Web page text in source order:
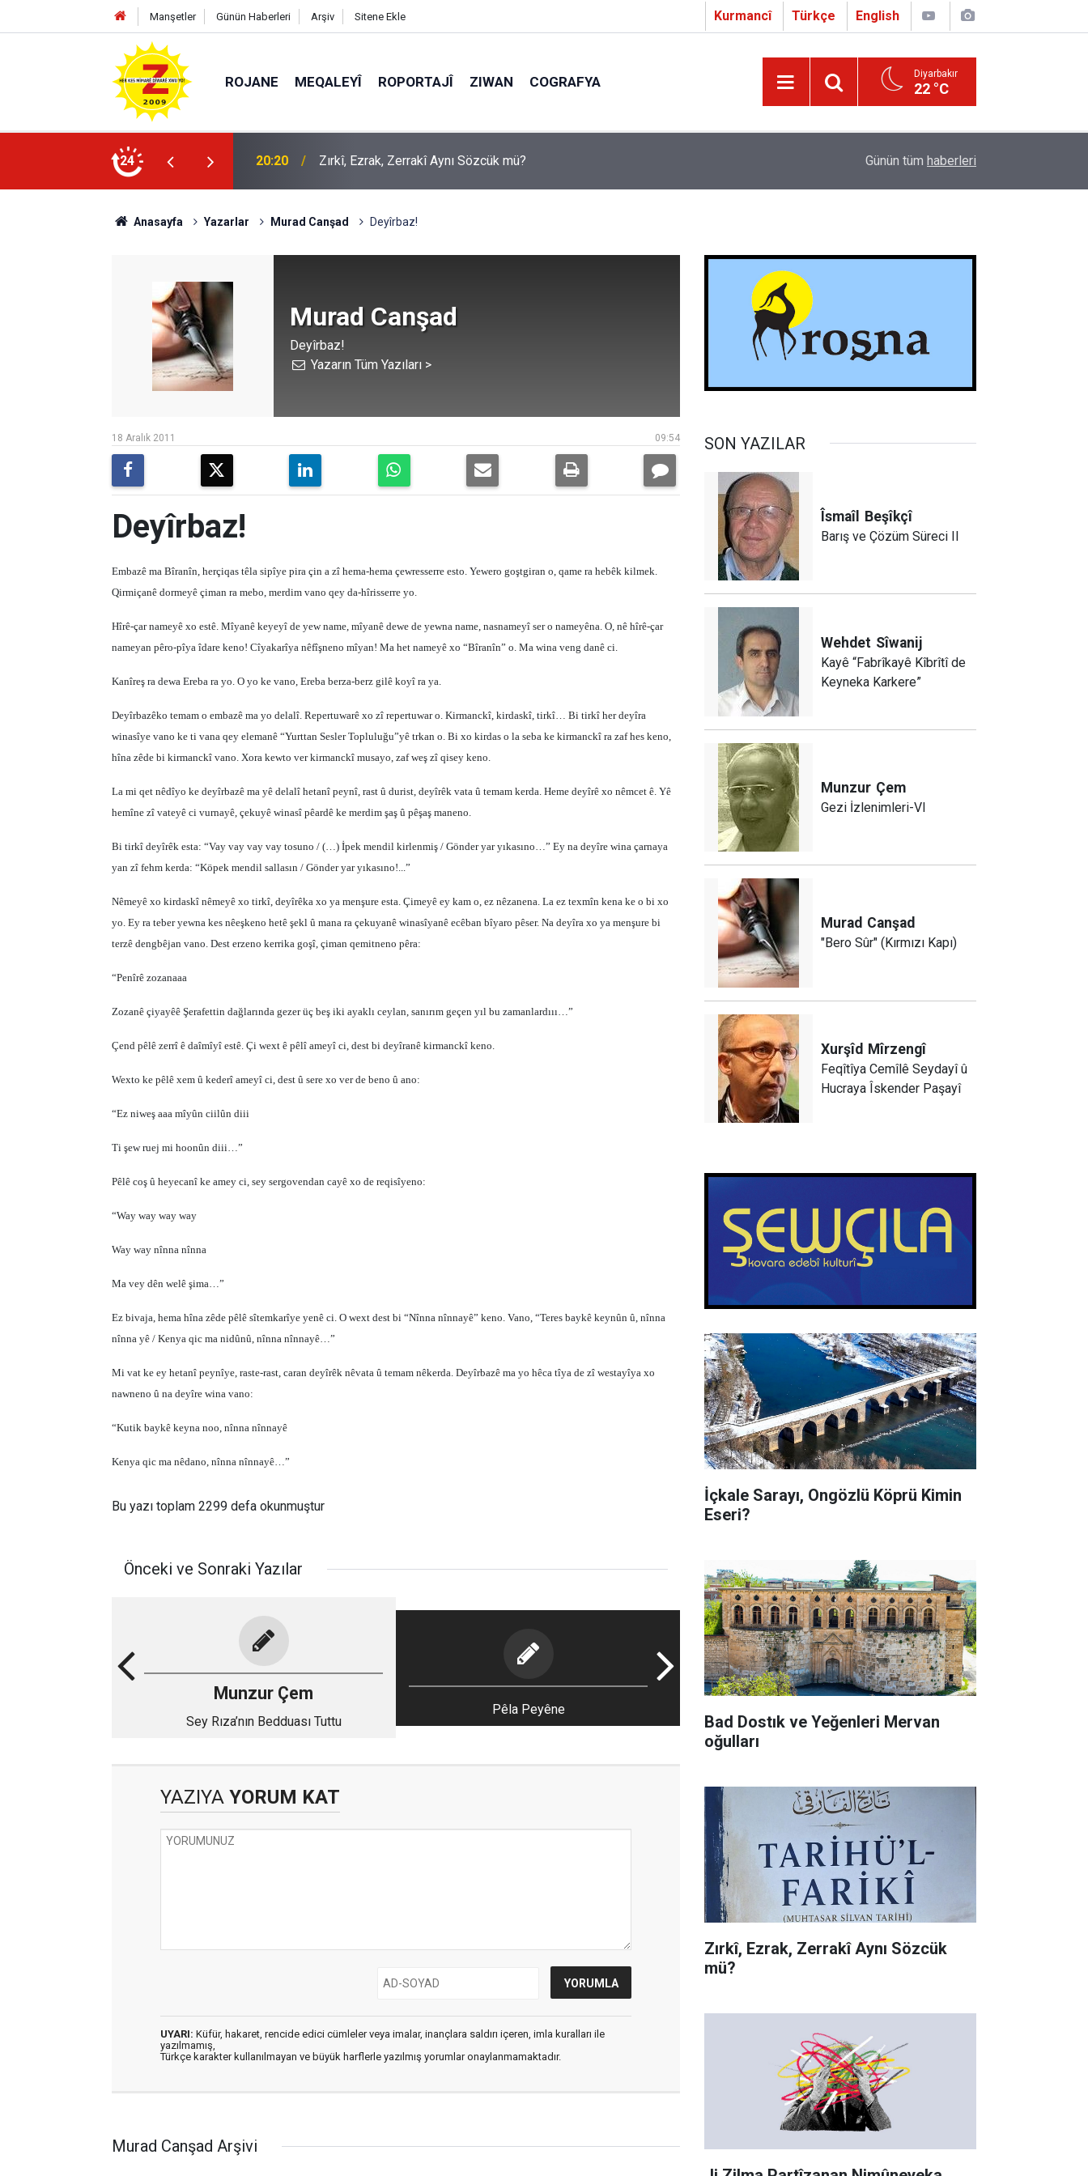
Manşetler Günün Haberleri Arşiv Sitene Ekle Kurmancî Türkçe English
ROJANE MEQALEYÎ ROPORTAJÎ ZIWAN COGRAFYA Diyarbakır
22 °C
24
09:56
Ji Zilma Partîzanan Nimûneyeka Piçûk Çapo 3. o Hîrakerde yê Ferhengê Zazakî-Tirkî
Günün tüm haberleri
Anasayfa Yazarlar Murad Canşad Deyîrbaz!
Murad Canşad
Deyîrbaz!
Yazarın Tüm Yazıları >
09:54
18 Aralık 2011
Deyîrbaz!
Embazê ma Bîranîn, herçiqas têla sipîye pira çin a zî hema-hema çewresserre esto. Yewero goştgiran o, qame ra hebêk kilmek.
Qirmiçanê dormeyê çiman ra mebo, merdim vano qey da-hîrisserre yo.
Hîrê-çar nameyê xo estê. Mîyanê keyeyî de yew name, mîyanê dewe de yewna name, nasnameyî ser o nameyêna. O, nê hîrê-çar
nameyan pêro-pîya îdare keno! Cîyakarîya nêfîşneno mîyan! Ma het nameyê xo “Bîranîn” o. Ma wina veng danê ci.
Kanîreş ra dewa Ereba ra yo. O yo ke vano, Ereba berza-berz gilê koyî ra ya.
Deyîrbazêko temam o embazê ma yo delalî. Repertuwarê xo zî repertuwar o. Kirmanckî, kirdaskî, tirkî… Bi tirkî her deyîra
winasîye vano ke ti vana qey elemanê “Yurttan Sesler Topluluğu”yê trkan o. Bi xo kirdas o la seba ke kirmanckî ra zaf hes keno,
hîna zêde bi kirmanckî vano. Xora kewto ver kirmanckî musayo, zaf weş zî qisey keno.
La mi qet nêdîyo ke deyîrbazê ma yê delalî hetanî peynî, rast û durist, deyîrêk vata û temam kerda. Heme deyîrê xo nêmcet ê. Yê
hemîne zî vateyê ci vurnayê, çekuyê winasî pêardê ke merdim şaş û pêşaş maneno.
Bi tirkî deyîrêk esta: “Vay vay vay vay tosuno / (…) İpek mendil kirlenmiş / Gönder yar yıkasıno…” Ey na deyîre wina çarnaya
yan zî fehm kerda: “Köpek mendil sallasın / Gönder yar yıkasıno!...”
Nêmeyê xo kirdaskî nêmeyê xo tirkî, deyîrêka xo ya menşure esta. Çimeyê ey kam o, ez nêzanena. La ez texmîn kena ke o bi xo
yo. Ey ra teber yewna kes nêeşkeno hetê şekl û mana ra çekuyanê winasîyanê ecêban bîyaro pêser. Na deyîra xo ya menşure bi
terzê dengbêjan vano. Dest erzeno kerrika goşî, çiman qemitneno pêra:
“Penîrê zozanaaa
Zozanê çiyayêê Şerafettin dağlarında gezer üç beş iki ayaklı ceylan, sanırım geçen yıl bu zamanlardııı…”
Çend pêlê zerrî ê daîmîyî estê. Çi wext ê pêlî ameyî ci, dest bi deyîranê kirmanckî keno.
Wexto ke pêlê xem û kederî ameyî ci, dest û sere xo ver de beno û ano:
“Ez niweş aaa mîyûn ciilûn diii
Ti şew ruej mi hoonûn diii…”
Pêlê coş û heyecanî ke amey ci, sey sergovendan cayê xo de reqisîyeno:
“Way way way way
Way way nînna nînna
Ma vey dên welê şima…”
Ez bivaja, hema hîna zêde pêlê sîtemkarîye yenê ci. O wext dest bi “Nînna nînnayê” keno. Vano, “Teres baykê keynûn û, nînna
nînna yê / Kenya qic ma nidûnû, nînna nînnayê…”
Mi vat ke ey hetanî peynîye, raste-rast, caran deyîrêk nêvata û temam nêkerda. Deyîrbazê ma yo hêca tîya de zî westayîya xo
nawneno û na deyîre wina vano:
“Kutik baykê keyna noo, nînna nînnayê
Kenya qic ma nêdano, nînna nînnayê…”
Bu yazı toplam 2299 defa okunmuştur
Önceki ve Sonraki Yazılar
Munzur Çem
Sey Rıza’nın Bedduası Tuttu
Pêla Peyêne
YAZIYA YORUM KAT
UYARI: Küfür, hakaret, rencide edici cümleler veya imalar, inançlara saldırı içeren, imla kuralları ile
yazılmamış,
Türkçe karakter kullanılmayan ve büyük harflerle yazılmış yorumlar onaylanmamaktadır.
Murad Canşad Arşivi
SON YAZILAR
Îsmaîl Beşîkçî
Barış ve Çözüm Süreci II
Wehdet Sîwanij
Kayê “Fabrîkayê Kîbrîtî de
Keyneka Karkere”
Munzur Çem
Gezi İzlenimleri-VI
Murad Canşad
"Bero Sûr" (Kırmızı Kapı)
Xurşîd Mîrzengî
Feqîtîya Cemîlê Seydayî û
Hucraya Îskender Paşayî
İçkale Sarayı, Ongözlü Köprü Kimin
Eseri?
Bad Dostık ve Yeğenleri Mervan
oğulları
Zırkî, Ezrak, Zerrakî Aynı Sözcük
mü?